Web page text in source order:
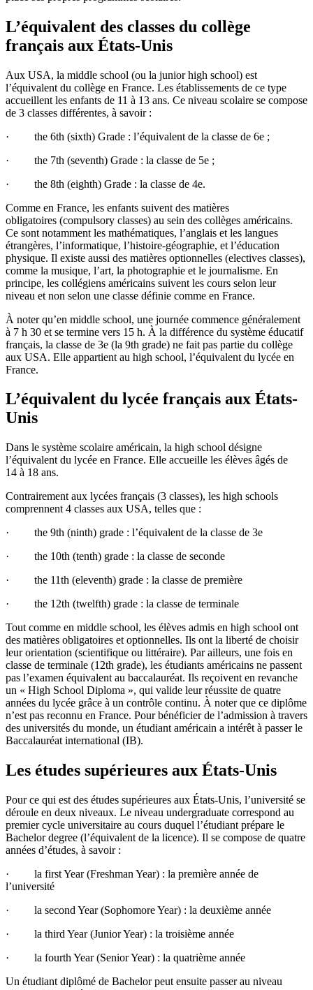
L’équivalent des classes du collège
français aux États-Unis
Aux USA, la middle school (ou la junior high school) est
l’équivalent du collège en France. Les établissements de ce type
accueillent les enfants de 11 à 13 ans. Ce niveau scolaire se compose
de 3 classes différentes, à savoir :
· the 6th (sixth) Grade : l’équivalent de la classe de 6e ;
· the 7th (seventh) Grade : la classe de 5e ;
· the 8th (eighth) Grade : la classe de 4e.
Comme en France, les enfants suivent des matières
obligatoires (compulsory classes) au sein des collèges américains.
Ce sont notamment les mathématiques, l’anglais et les langues
étrangères, l’informatique, l’histoire-géographie, et l’éducation
physique. Il existe aussi des matières optionnelles (electives classes),
comme la musique, l’art, la photographie et le journalisme. En
principe, les collégiens américains suivent les cours selon leur
niveau et non selon une classe définie comme en France.
À noter qu’en middle school, une journée commence généralement
à 7 h 30 et se termine vers 15 h. À la différence du système éducatif
français, la classe de 3e (la 9th grade) ne fait pas partie du collège
aux USA. Elle appartient au high school, l’équivalent du lycée en
France.
L’équivalent du lycée français aux États-
Unis
Dans le système scolaire américain, la high school désigne
l’équivalent du lycée en France. Elle accueille les élèves âgés de
14 à 18 ans.
Contrairement aux lycées français (3 classes), les high schools
comprennent 4 classes aux USA, telles que :
· the 9th (ninth) grade : l’équivalent de la classe de 3e
· the 10th (tenth) grade : la classe de seconde
· the 11th (eleventh) grade : la classe de première
· the 12th (twelfth) grade : la classe de terminale
Tout comme en middle school, les élèves admis en high school ont
des matières obligatoires et optionnelles. Ils ont la liberté de choisir
leur orientation (scientifique ou littéraire). Par ailleurs, une fois en
classe de terminale (12th grade), les étudiants américains ne passent
pas l’examen équivalent au baccalauréat. Ils reçoivent en revanche
un « High School Diploma », qui valide leur réussite de quatre
années du lycée grâce à un contrôle continu. À noter que ce diplôme
n’est pas reconnu en France. Pour bénéficier de l’admission à travers
des universités du monde, un étudiant américain a intérêt à passer le
Baccalauréat international (IB).
Les études supérieures aux États-Unis
Pour ce qui est des études supérieures aux États-Unis, l’université se
déroule en deux niveaux. Le niveau undergraduate correspond au
premier cycle universitaire au cours duquel l’étudiant prépare le
Bachelor degree (l’équivalent de la licence). Il se compose de quatre
années d’études, à savoir :
· la first Year (Freshman Year) : la première année de
l’université
· la second Year (Sophomore Year) : la deuxième année
· la third Year (Junior Year) : la troisième année
· la fourth Year (Senior Year) : la quatrième année
Un étudiant diplômé de Bachelor peut ensuite passer au niveau